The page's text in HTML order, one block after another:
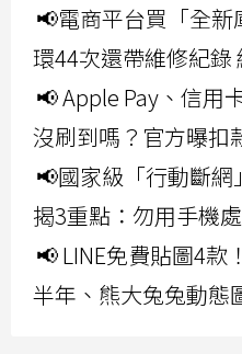
📢電商平台買「全
環44次還帶維修紀錄
📢 Apple Pay、信用
沒刷到嗎？官方曝扣
📢國家級「行動斷網
揭3重點：勿用手機
📢 LINE免費貼圖4款
半年、熊大兔兔動態